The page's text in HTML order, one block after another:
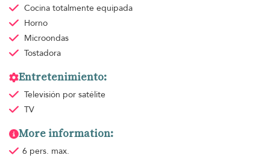
Cocina totalmente equipada
Horno
Microondas
Tostadora
Entretenimiento:
Televisión por satélite
TV
More information:
6 pers. max.